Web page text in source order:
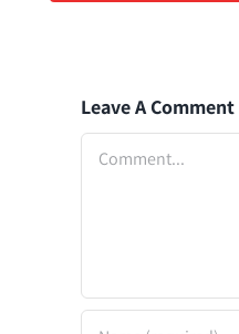
Leave A Comment